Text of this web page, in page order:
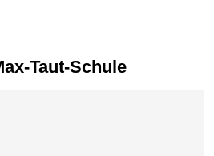
Taut-Schule